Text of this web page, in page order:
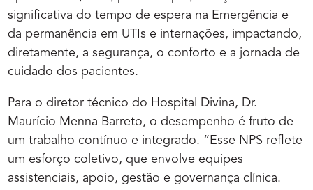
significativa do tempo de espera na Emergência e
da permanência em UTIs e internações, impactando,
diretamente, a segurança, o conforto e a jornada de
cuidado dos pacientes.
Para o diretor técnico do Hospital Divina, Dr.
Maurício Menna Barreto, o desempenho é fruto de
um trabalho contínuo e integrado. “Esse NPS reflete
um esforço coletivo, que envolve equipes
assistenciais, apoio, gestão e governança clínica.